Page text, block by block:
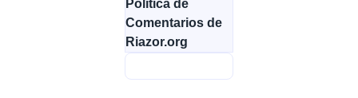
Política de
Comentarios de
Riazor.org